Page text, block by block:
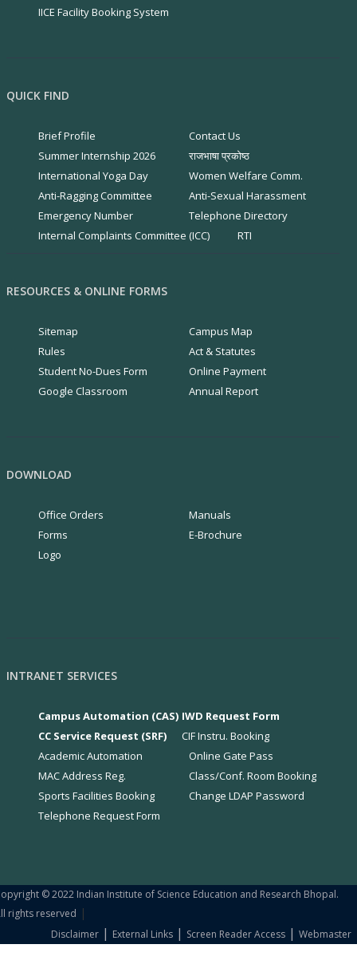
IICE Facility Booking System
QUICK FIND
Brief Profile
Contact Us
Summer Internship 2026
राजभाषा प्रकोष्ठ
International Yoga Day
Women Welfare Comm.
Anti-Ragging Committee
Anti-Sexual Harassment
Emergency Number
Telephone Directory
Internal Complaints Committee (ICC)
RTI
RESOURCES & ONLINE FORMS
Sitemap
Campus Map
Rules
Act & Statutes
Student No-Dues Form
Online Payment
Google Classroom
Annual Report
DOWNLOAD
Office Orders
Manuals
Forms
E-Brochure
Logo
INTRANET SERVICES
Campus Automation (CAS) IWD Request Form
CC Service Request (SRF)
CIF Instru. Booking
Academic Automation
Online Gate Pass
MAC Address Reg.
Class/Conf. Room Booking
Sports Facilities Booking
Change LDAP Password
Telephone Request Form
© 2022 Indian Institute of Science Education and Research Bhopal.
rights reserved |
Disclaimer| External Links| Screen Reader Access| Webmaster